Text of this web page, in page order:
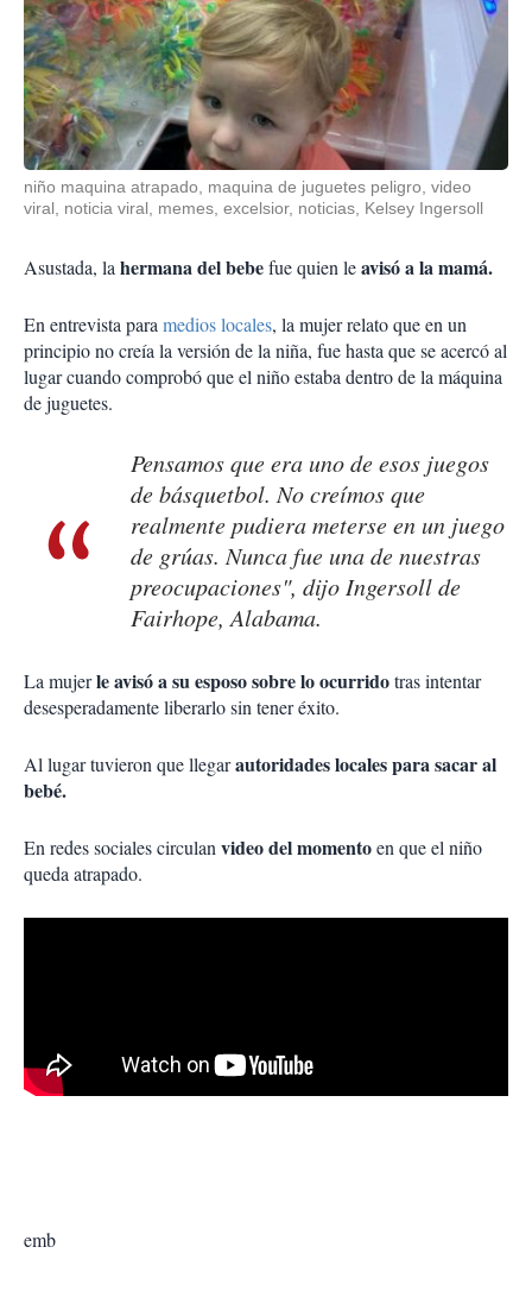
niño maquina atrapado, maquina de juguetes peligro, video
viral, noticia viral, memes, excelsior, noticias, Kelsey Ingersoll
Asustada, lahermana del bebefue quien leavisó a la mamá.
En entrevista paramedios locales, la mujer relato que en un
principio no creía la versión de la niña, fue hasta que se acercó al
lugar cuando comprobó que el niño estaba dentro de la máquina
de juguetes.
Pensamos que era ​​uno de esos juegos
de básquetbol. No creímos que
realmente pudiera meterse en un juego
de grúas. Nunca fue una de nuestras
preocupaciones", dijo Ingersoll de
Fairhope, Alabama.
La mujerle avisó a su esposo sobre lo ocurridotras intentar
desesperadamente liberarlo sin tener éxito.
Al lugar tuvieron que llegarautoridades locales para sacar al
bebé.
En redes sociales circulanvideo del momentoen que el niño
queda atrapado.
emb